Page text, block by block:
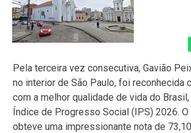
Pela terceira vez consecutiva, Gavião
no interior de São Paulo, foi reconhecida
com a melhor qualidade de vida do
Índice de Progresso Social (IPS) 2026. O
obteve uma impressionante nota de